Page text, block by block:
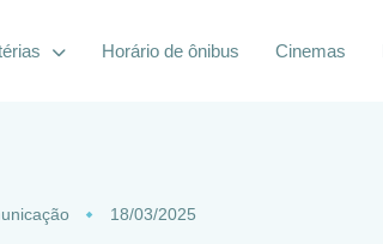
Horário de ônibus Cinemas
18/03/2025